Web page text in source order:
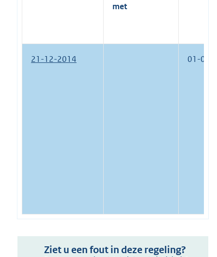
met
21-12-2014 01-01-
Ziet u een fout in deze regeling?